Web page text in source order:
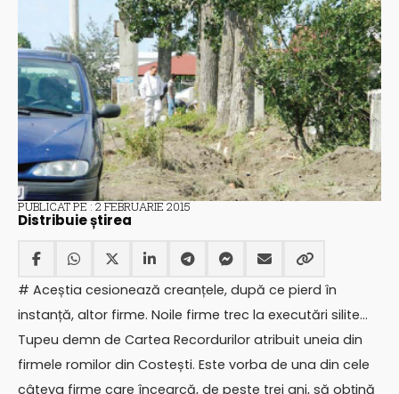
PUBLICAT PE : 2 FEBRUARIE 2015
Distribuie știrea
# Aceștia cesionează creanțele, după ce pierd în
instanță, altor firme. Noile firme trec la executări silite…
Tupeu demn de Cartea Recordurilor atribuit uneia din
firmele romilor din Costești. Este vorba de una din cele
câteva firme care încearcă, de peste trei ani, să obțină